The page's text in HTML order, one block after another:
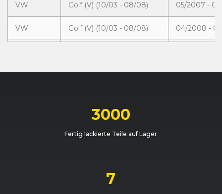
VW Golf (V) (10/03 - 08/08) 05/2007 -
VW Golf (V) (10/03 - 08/08) 04/2008 -
VW Golf (V) (10/03 - 08/08) 05/2006 -
Golf (V) (10/03 - 08/08)
3000
Fertig lackierte Teile auf Lager
7